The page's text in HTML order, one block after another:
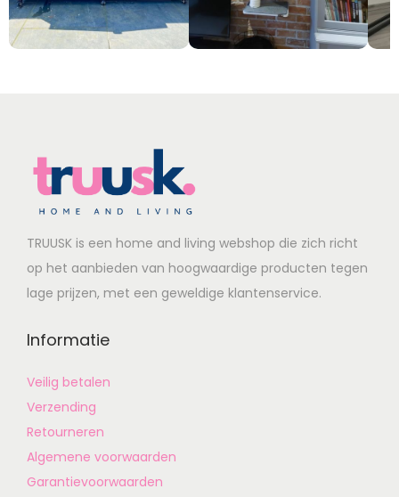
TRUUSK is een home and living webshop die zich richt
op het aanbieden van hoogwaardige producten tegen
lage prijzen, met een geweldige klantenservice.
Informatie
Veilig betalen
Verzending
Retourneren
Algemene voorwaarden
Garantievoorwaarden